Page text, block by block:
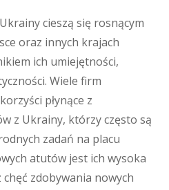
cieszą się rosnącym
oraz innych krajach
ich umiejętności,
Wiele firm
płynące z
z Ukrainy, którzy często są
zadań na placu
atutów jest ich wysoka
zdobywania nowych